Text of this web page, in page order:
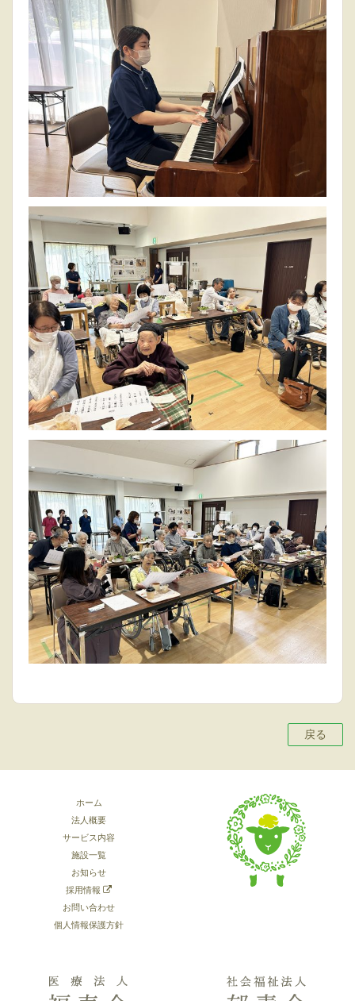
戻る
ホーム
法人概要
サービス内容
施設一覧
お知らせ
採用情報
お問い合わせ
個人情報保護方針